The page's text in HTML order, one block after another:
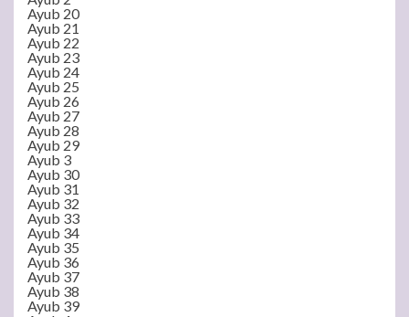
Ayub 20
Ayub 21
Ayub 22
Ayub 23
Ayub 24
Ayub 25
Ayub 26
Ayub 27
Ayub 28
Ayub 29
Ayub 3
Ayub 30
Ayub 31
Ayub 32
Ayub 33
Ayub 34
Ayub 35
Ayub 36
Ayub 37
Ayub 38
Ayub 39